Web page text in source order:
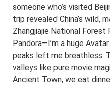
someone who’s visited
trip revealed China’s wild,
Zhangjiajie National
Pandora—I’m a huge
peaks left me breathless.
valleys like pure movie
Ancient Town, we eat